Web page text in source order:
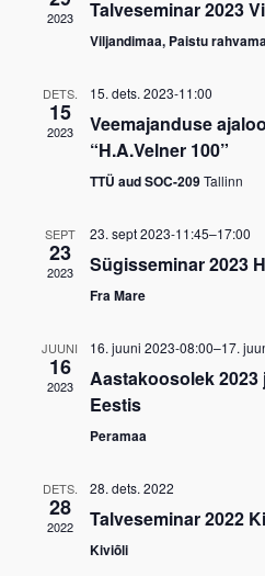
2023 Talveseminar 2023
Viljandimaa, Paistu
DETS.
15
2023
15. dets. 2023-11:00
Veemajanduse
“H.A.Velner 100”
TTÜ aud SOC-209Tallinn
SEPT
23
2023
23. sept 2023-11:45–17:00
Sügisseminar 2023
Fra Mare
JUUNI
16
2023
16. juuni 2023-08:00–17.
Aastakoosolek
Eestis
Peramaa
DETS.
28
2022
28. dets. 2022
Talveseminar 2022
Kiviõli